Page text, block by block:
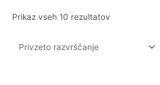
Prikaz vseh 10 rezultatov